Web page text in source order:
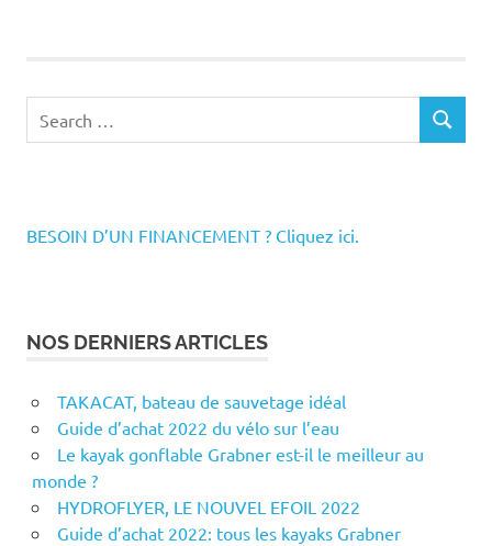
for:
SEARCH
BESOIN D’UN FINANCEMENT ? Cliquez ici.
NOS DERNIERS ARTICLES
TAKACAT, bateau de sauvetage idéal
Guide d’achat 2022 du vélo sur l’eau
Le kayak gonflable Grabner est-il le meilleur au
monde ?
HYDROFLYER, LE NOUVEL EFOIL 2022
Guide d’achat 2022: tous les kayaks Grabner